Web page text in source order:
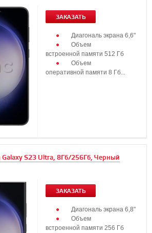
ЗАКАЗАТЬ
Диагональ экрана 6,6"
Объем
встроенной памяти 512 Гб
Объем
оперативной памяти 8 Гб...
S23 Ultra, 8Гб/256Гб, Черный
ЗАКАЗАТЬ
Диагональ экрана 6,8"
Объем
встроенной памяти 256 Гб